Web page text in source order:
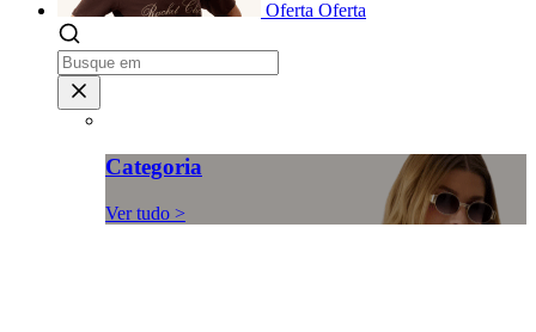
Oferta Oferta
Categoria
Ver tudo >